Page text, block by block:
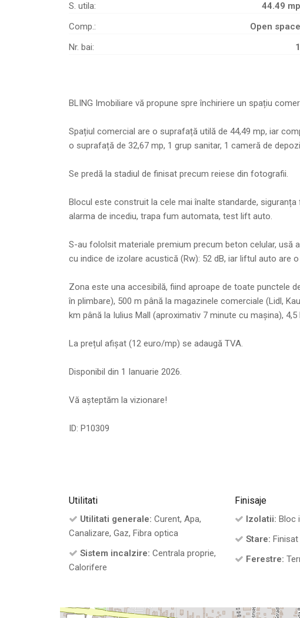
S. utila:
44.49 mp
Comp.:
Open space
Nr. bai:
1
BLING Imobiliare vă propune spre închiriere un spațiu
Spațiul comercial are o suprafață utilă de 44,49 mp, iar
o suprafață de 32,67 mp, 1 grup sanitar, 1 cameră de
Se predă la stadiul de finisat precum reiese din fotografii.
Blocul este construit la cele mai înalte standarde,
alarma de incediu, trapa fum automata, test lift auto.
S-au fololsit materiale premium precum beton celular, usă
cu indice de izolare acustică (Rw): 52 dB, iar liftul auto are
Zona este una accesibilă, fiind aproape de toate punctele
în plimbare), 500 m până la magazinele comerciale (Lidl,
km până la Iulius Mall (aproximativ 7 minute cu mașina),
La prețul afișat (12 euro/mp) se adaugă TVA.
Disponibil din 1 Ianuarie 2026.
Vă așteptăm la vizionare!
ID: P10309
Utilitati
Utilitati generale: Curent, Apa,
Canalizare, Gaz, Fibra optica
Sistem incalzire: Centrala proprie,
Calorifere
Finisaje
Izolatii: Bloc
Stare: Finisat
Ferestre: